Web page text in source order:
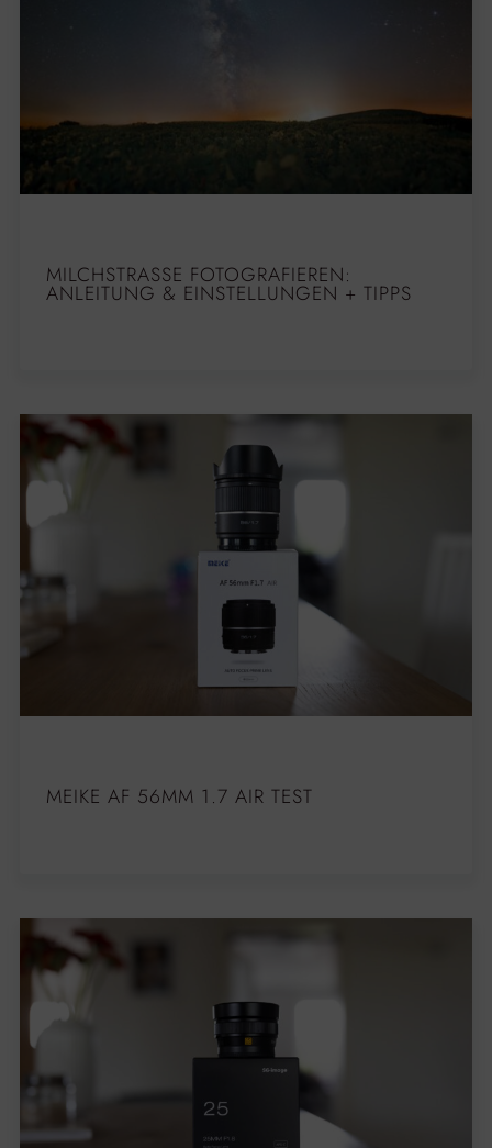
MILCHSTRASSE FOTOGRAFIEREN: A
NLEITUNG & EINSTELLUNGEN + TIPPS
MEIKE AF 56MM 1.7 AIR TEST